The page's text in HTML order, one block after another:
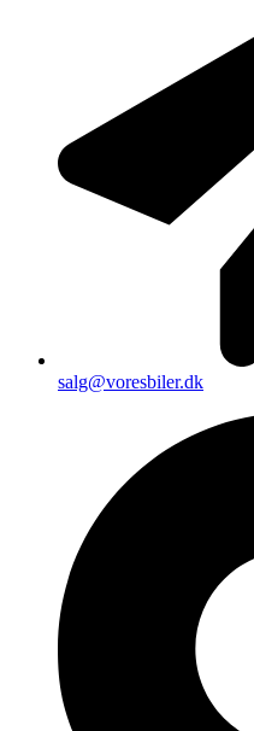
salg@voresbiler.dk